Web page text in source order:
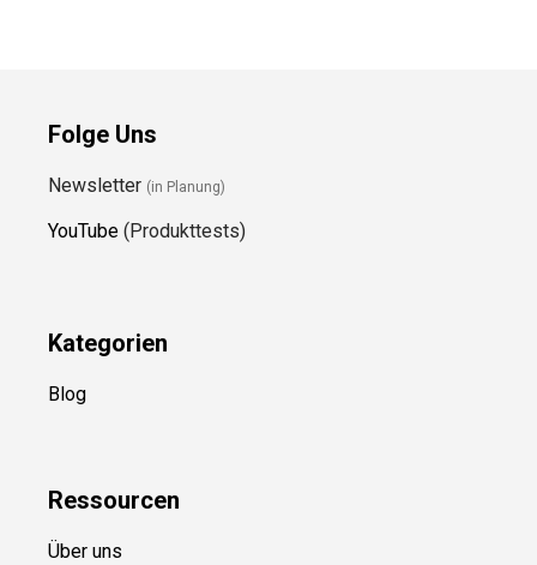
Folge Uns
Newsletter (in Planung)
YouTube (Produkttests)
Kategorien
Blog
Ressourcen
Über uns